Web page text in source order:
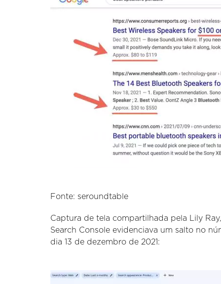
Fonte: seroundtable
Captura de tela compartilhada pela Lily
Search Console evidenciava um salto no
dia 13 de dezembro de 2021: